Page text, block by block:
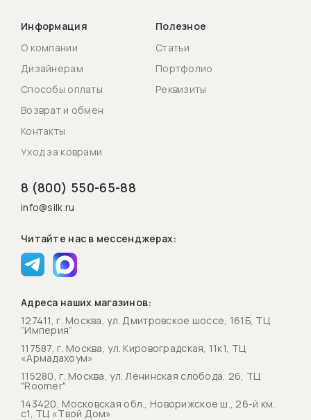
Информация
О компании
Дизайнерам
Способы оплаты
Возврат и обмен
Контакты
Уход за коврами
Полезное
Статьи
Портфолио
Реквизиты
8 (800) 550-65-88
info@silk.ru
Читайте нас в мессенджерах:
Адреса наших магазинов:
127411, г. Москва, ул. Дмитровское шоссе, 161Б, ТЦ
“Империя”
117587, г. Москва, ул. Кировоградская, 11к1, ТЦ
«Армадахоум»
115280, г. Москва, ул. Ленинская слобода, 26, ТЦ
"Roomer"
143420, Московская обл., Новорижское ш., 26-й км,
с1, ТЦ «Твой Дом»